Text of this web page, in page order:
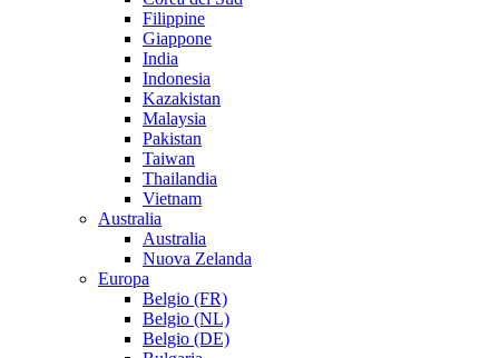
Filippine
Giappone
India
Indonesia
Kazakistan
Malaysia
Pakistan
Taiwan
Thailandia
Vietnam
Australia
Australia
Nuova Zelanda
Europa
Belgio (FR)
Belgio (NL)
Belgio (DE)